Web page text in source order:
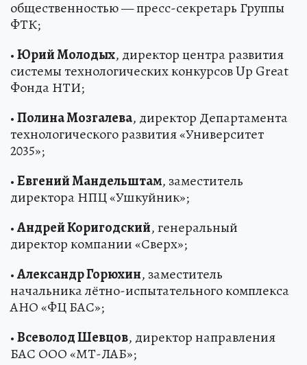
общественностью — пресс-секретарь Группы
ФТК;
•Юрий Молодых, директор центра развития
системы технологических конкурсов Up Great
Фонда НТИ;
•Полина Мозгалева, директор Департамента
технологического развития «Университет
2035»;
•Евгений Мандельштам, заместитель
директора НПЦ «Ушкуйник»;
•Андрей Коригодский, генеральный
директор компании «Сверх»;
•Александр Горюхин, заместитель
начальника лётно-испытательного комплекса
АНО «ФЦ БАС»;
•Всеволод Шевцов, директор направления
БАС ООО «МТ-ЛАБ»;